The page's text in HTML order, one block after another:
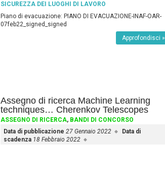
SICUREZZA DEI LUOGHI DI LAVORO
Piano di evacuazione: PIANO DI EVACUAZIONE-INAF-OAR-
07feb22_signed_signed
Approfondisci »
Assegno di ricerca Machine Learning
techniques… Cherenkov Telescopes
ASSEGNO DI RICERCA, BANDI DI CONCORSO
Data di pubblicazione 27 Gennaio 2022
Data di
scadenza 18 Febbraio 2022